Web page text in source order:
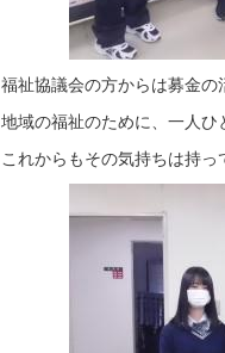
福祉協議会の方からは募金
地域の福祉のために、一人
これからもその気持ちは持っ